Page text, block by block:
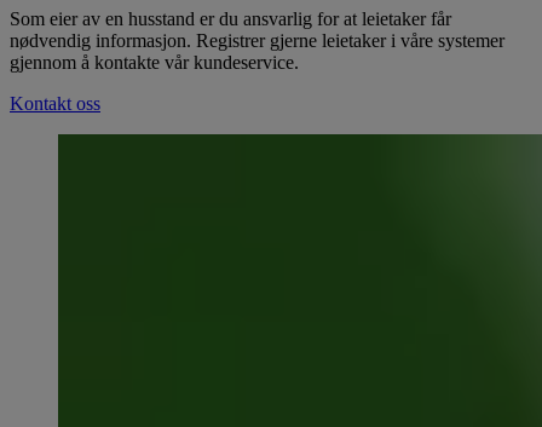
Som eier av en husstand er du ansvarlig for at leietaker får
nødvendig informasjon. Registrer gjerne leietaker i våre systemer
gjennom å kontakte vår kundeservice.
Kontakt oss